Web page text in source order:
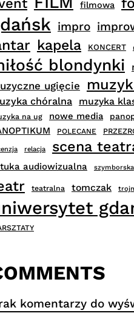
filmowa
impro
kapela KONCERT
blondynki
ugięcie
chóralna muzyka
na ug nowe media
POLECANE
relacja scena
audiowizualna szymborska
teatralna tomczak
komentarzy do